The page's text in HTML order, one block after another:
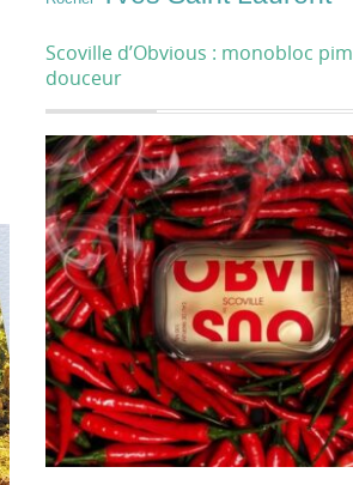
Scoville d’Obvious : monobloc
douceur